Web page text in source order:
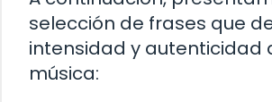
selección de frases que
intensidad y autenticidad
música: